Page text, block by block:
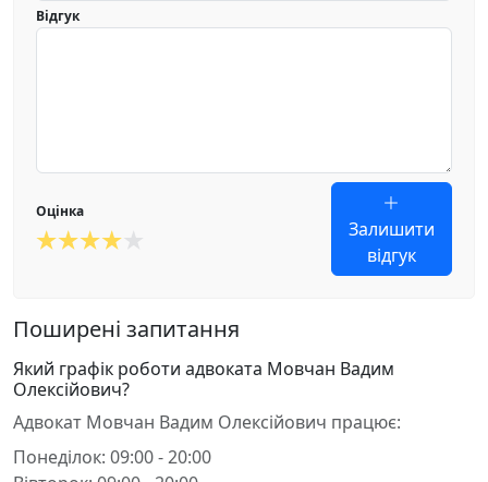
Відгук
Оцінка
Залишити
відгук
Поширені запитання
Який графік роботи адвоката Мовчан Вадим
Олексійович?
Адвокат Мовчан Вадим Олексійович працює:
Понеділок: 09:00 - 20:00